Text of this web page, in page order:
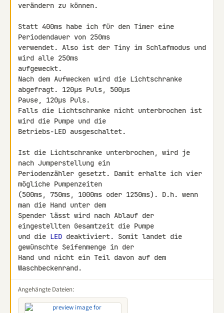
verändern zu können.
Statt 400ms habe ich für den Timer eine
Periodendauer von 250ms
verwendet. Also ist der Tiny im Schlafmodus und
wird alle 250ms
aufgeweckt.
Nach dem Aufwecken wird die Lichtschranke
abgefragt. 120µs Puls, 500µs
Pause, 120µs Puls.
Falls die Lichtschranke nicht unterbrochen ist
wird die Pumpe und die
Betriebs-LED ausgeschaltet.
Ist die Lichtschranke unterbrochen, wird je
nach Jumperstellung ein
Periodenzähler gesetzt. Damit erhalte ich vier
mögliche Pumpenzeiten
(500ms, 750ms, 1000ms oder 1250ms). D.h. wenn
man die Hand unter dem
Spender lässt wird nach Ablauf der
eingestellten Gesamtzeit die Pumpe
und die LED deaktiviert. Somit landet die
gewünschte Seifenmenge in der
Hand und nicht ein Teil davon auf dem
Waschbeckenrand.
Angehängte Dateien: